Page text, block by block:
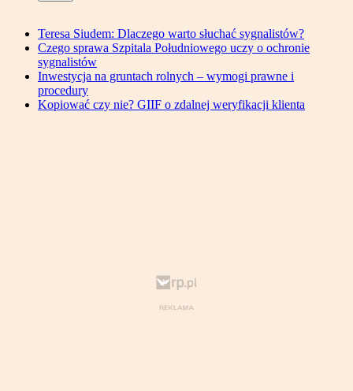
Teresa Siudem: Dlaczego warto słuchać sygnalistów?
Czego sprawa Szpitala Południowego uczy o ochronie
sygnalistów
Inwestycja na gruntach rolnych – wymogi prawne i
procedury
Kopiować czy nie? GIIF o zdalnej weryfikacji klienta